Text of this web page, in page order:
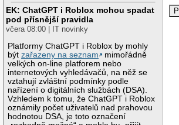
EK: ChatGPT i Roblox mohou spadat
pod přísnější pravidla
včera 08:00 | IT novinky
Platformy ChatGPT i Roblox by mohly
býtzařazeny na seznam
mimořádně
velkých on-line platforem nebo
internetových vyhledávačů, na něž se
vztahují zvláštní podmínky podle
nařízení o digitálních službách (DSA).
Vzhledem k tomu, že ChatGPT i Roblox
oznámily počet uživatelů nad prahovou
hodnotou DSA, je toto označení